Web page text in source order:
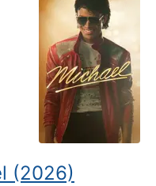
(2026)